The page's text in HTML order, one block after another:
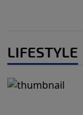
LIFESTYLE